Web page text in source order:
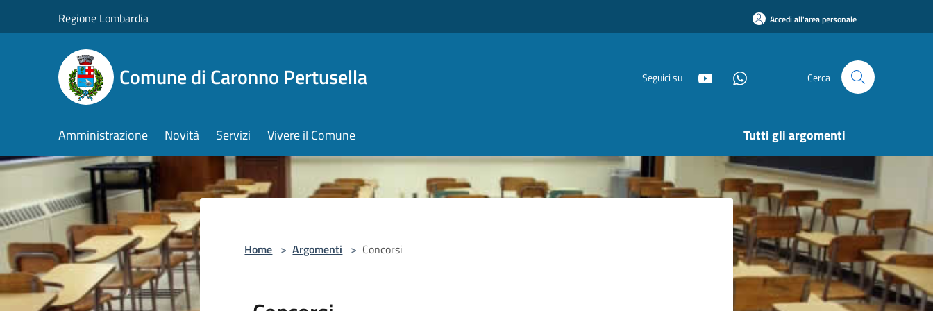
Regione Lombardia Accedi all'area personale
Comune di Caronno Pertusella Seguici su Cerca
Amministrazione Novità Servizi Vivere il Comune Tutti gli argomenti
Home > Argomenti > Concorsi